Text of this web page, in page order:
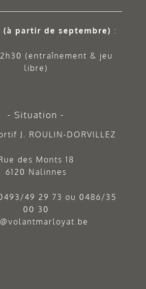
(à partir de septembre) :
(entraînement & jeu
libre)
Situation
J. ROULIN-DORVILLEZ
des Monts 18
6120 Nalinnes
49 29 73 ou 0486/35
00 30